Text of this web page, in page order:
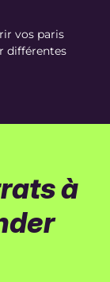
vos paris
différentes
à